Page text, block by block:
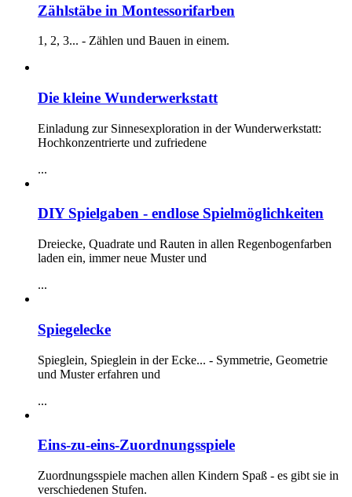
Zählstäbe in Montessorifarben
1, 2, 3... - Zählen und Bauen in einem.
Die kleine Wunderwerkstatt
Einladung zur Sinnesexploration in der Wunderwerkstatt:
Hochkonzentrierte und zufriedene
...
DIY Spielgaben - endlose Spielmöglichkeiten
Dreiecke, Quadrate und Rauten in allen Regenbogenfarben
laden ein, immer neue Muster und
...
Spiegelecke
Spieglein, Spieglein in der Ecke... - Symmetrie, Geometrie
und Muster erfahren und
...
Eins-zu-eins-Zuordnungsspiele
Zuordnungsspiele machen allen Kindern Spaß - es gibt sie in
verschiedenen Stufen.